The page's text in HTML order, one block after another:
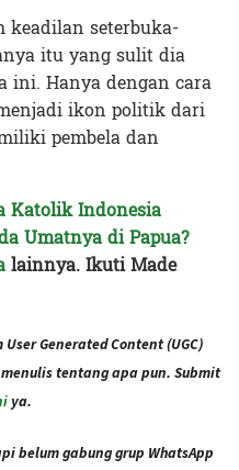
seterbuka-
itu yang sulit dia
ini. Hanya dengan cara
ikon politik dari
pembela dan
Katolik Indonesia
Umatnya di Papua?
lainnya. Ikuti Made
Generated Content (UGC)
tentang apa pun. Submit
ya.
belum gabung grup WhatsApp